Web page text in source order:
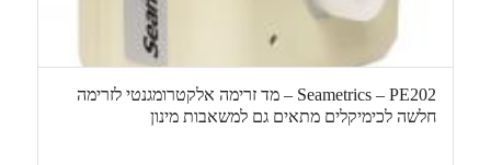
Seametrics – PE202 – מד זרימה אלקטרומגנטי לזרימה
חלשה לכימיקלים מתאים גם למשאבות מינון